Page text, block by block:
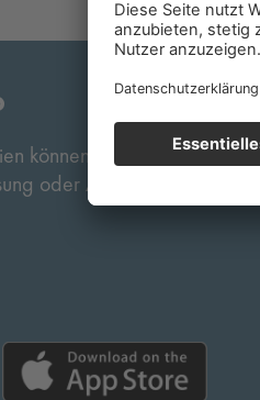
können Sie bargeldlos
oder Apple Pay) alle